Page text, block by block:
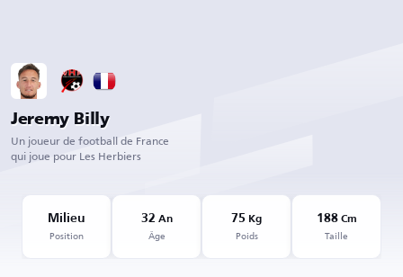
Jeremy Billy
Un joueur de football de France
qui joue pour Les Herbiers
Milieu
Position
32 An
Âge
75 Kg
Poids
188Cm
Taille